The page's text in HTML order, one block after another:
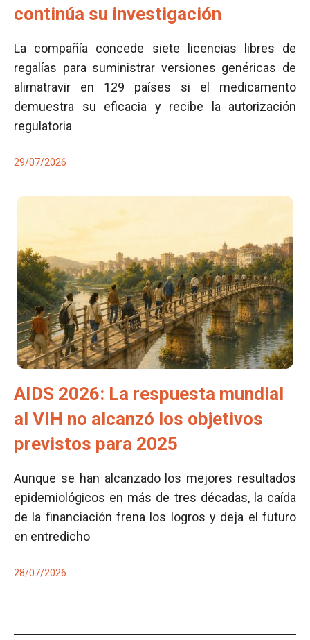
continúa su investigación
La compañía concede siete licencias libres de
regalías para suministrar versiones genéricas de
alimatravir en 129 países si el medicamento
demuestra su eficacia y recibe la autorización
regulatoria
29/07/2026
AIDS 2026: La respuesta mundial
al VIH no alcanzó los objetivos
previstos para 2025
Aunque se han alcanzado los mejores resultados
epidemiológicos en más de tres décadas, la caída
de la financiación frena los logros y deja el futuro
en entredicho
28/07/2026